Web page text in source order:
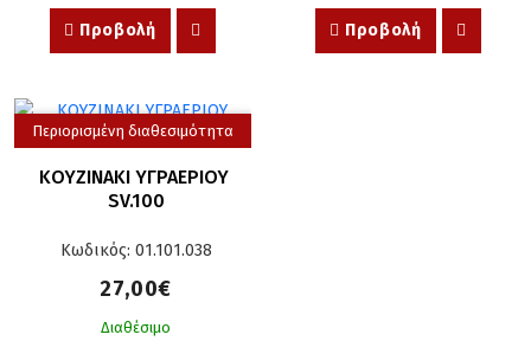
Προβολή Προβολή
Περιορισμένη διαθεσιμότητα
ΚΟΥΖΙΝΑΚΙ ΥΓΡΑΕΡΙΟΥ
SV.100
Κωδικός: 01.101.038
27,00€
Διαθέσιμο